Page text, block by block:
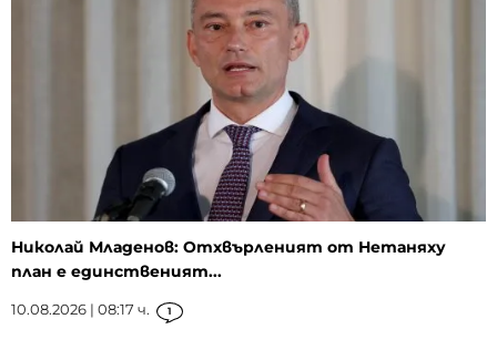
Николай Младенов: Отхвърленият от Нетаняху
план е единственият...
10.08.2026 | 08:17 ч. 1